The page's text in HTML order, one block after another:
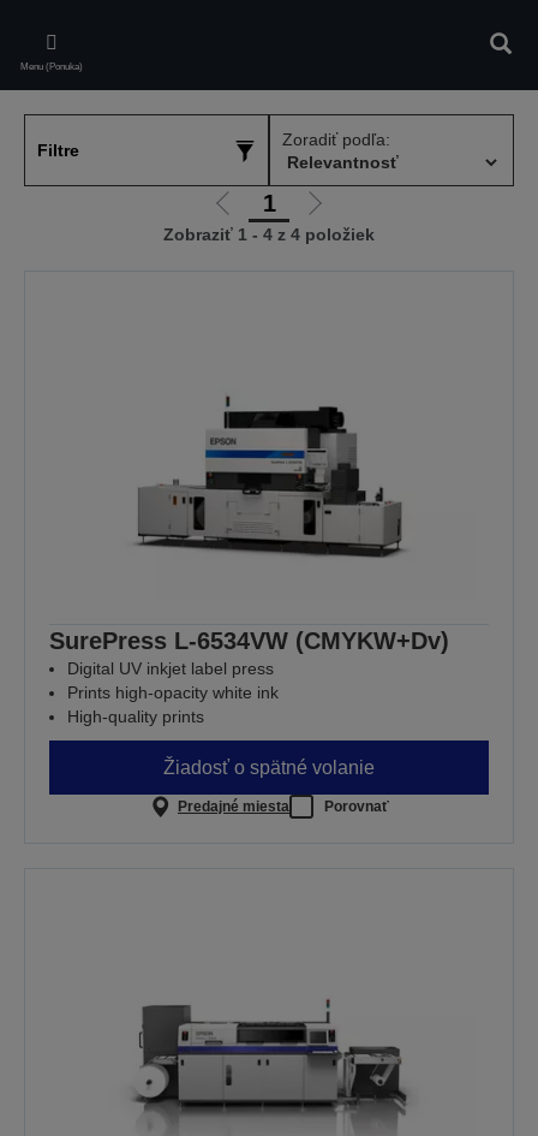
main
content
Menu (Ponuka)
Filtre
Zoradiť podľa:
Ísť
na
1
Ísť
na
Zobraziť 1 - 4 z 4 položiek
SurePress L-6534VW (CMYKW+Dv)
Digital UV inkjet label press
Prints high-opacity white ink
High-quality prints
Žiadosť o spätné volanie
Predajné miesta Porovnať